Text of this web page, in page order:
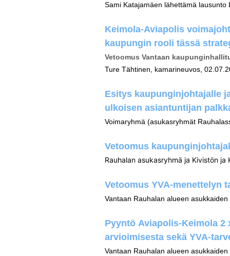
Sami Katajamäen lähettämä lausunto
Keimola-Aviapolis
kaupungin rooli tässä
Vetoomus Vantaan
Ture Tähtinen, kamarineuvos,
Esitys kaupunginjohtajalle
ulkoisen asiantuntijan
Voimaryhmä (asukasryhmät
Vetoomus
Rauhalan asukasryhmä ja Kivistön
Vetoomus YVA-menettelyn
Vantaan Rauhalan alueen
Pyyntö Aviapolis-Keimola
arvioimisesta sekä YVA-
Vantaan Rauhalan alueen